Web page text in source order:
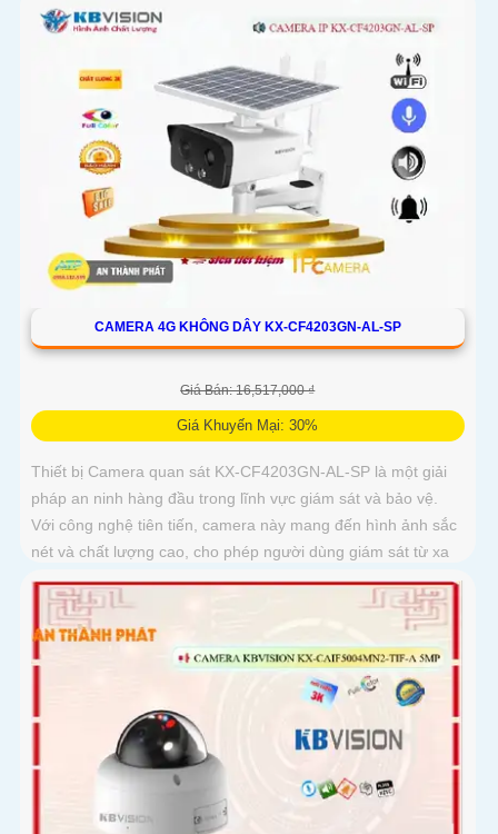
CAMERA 4G KHÔNG DÂY KX-CF4203GN-AL-SP
Giá Bán: 16,517,000 ₫
Giá Khuyến Mại: 30%
Thiết bị Camera quan sát KX-CF4203GN-AL-SP là một giải
pháp an ninh hàng đầu trong lĩnh vực giám sát và bảo vệ.
Với công nghệ tiên tiến, camera này mang đến hình ảnh sắc
nét và chất lượng cao, cho phép người dùng giám sát từ xa
một cách dễ dàng